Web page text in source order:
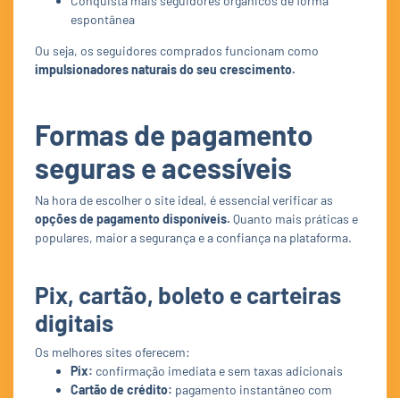
espontânea
Ou seja, os seguidores comprados funcionam como
impulsionadores naturais do seu crescimento.
Formas de pagamento
seguras e acessíveis
Na hora de escolher o site ideal, é essencial verificar as
opções de pagamento disponíveis. Quanto mais práticas e
populares, maior a segurança e a confiança na plataforma.
Pix, cartão, boleto e carteiras
digitais
Os melhores sites oferecem:
Pix: confirmação imediata e sem taxas adicionais
Cartão de crédito: pagamento instantâneo com